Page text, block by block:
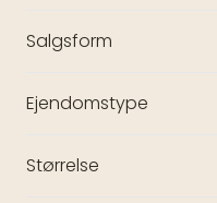
Salgsform
Ejendomstype
Størrelse